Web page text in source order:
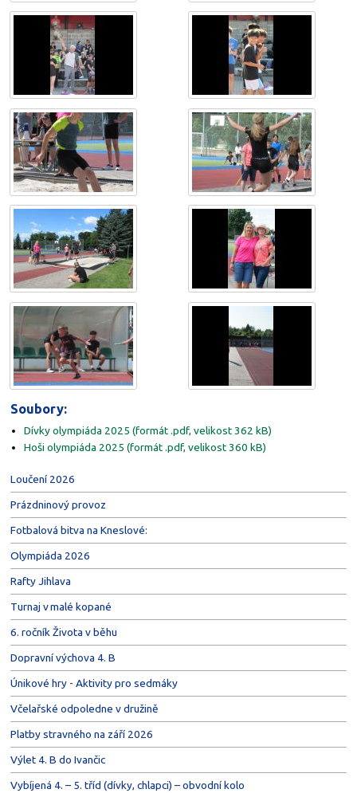
Loučení 2026
Prázdninový provoz
Fotbalová bitva na Kneslové:
Olympiáda 2026
Rafty Jihlava
Turnaj v malé kopané
6. ročník Života v běhu
Dopravní výchova 4. B
Únikové hry - Aktivity pro sedmáky
Včelařské odpoledne v družině
Platby stravného na září 2026
Výlet 4. B do Ivančic
Vybíjená 4. – 5. tříd (dívky, chlapci) – obvodní kolo
Soubory:
Dívky olympiáda 2025 (formát .pdf, velikost 362 kB)
Hoši olympiáda 2025 (formát .pdf, velikost 360 kB)